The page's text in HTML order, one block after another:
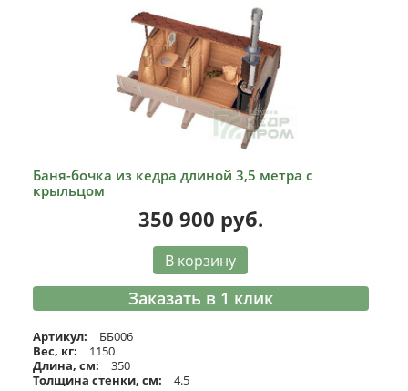
Баня-бочка из кедра длиной 3,5 метра с
крыльцом
350 900 руб.
В корзину
Заказать в 1 клик
Артикул:
ББ006
Вес, кг:
1150
Длина, см:
350
Толщина стенки, см:
4.5